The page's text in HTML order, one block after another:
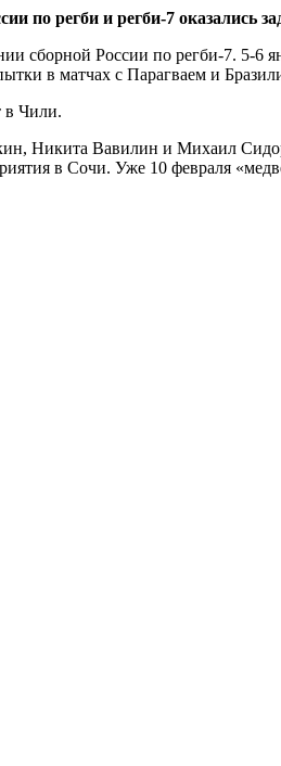
по регби и регби-7 оказались
сборной России по регби-7. 5-6
в матчах с Парагваем и
в Чили.
Никита Вавилин и Михаил
в Сочи. Уже 10 февраля